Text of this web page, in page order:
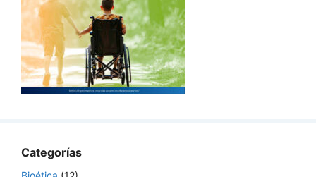
Categorías